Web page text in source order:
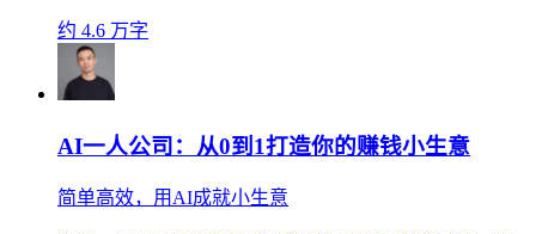
约 4.6 万字
AI一人公司：从0到1打造你的赚钱小生意
简单高效，用AI成就小生意